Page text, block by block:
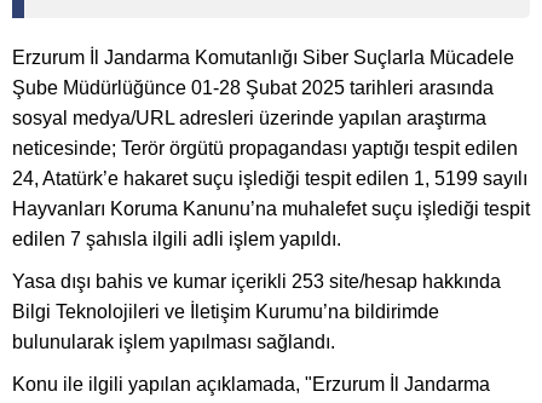
Erzurum İl Jandarma Komutanlığı Siber Suçlarla Mücadele
Şube Müdürlüğünce 01-28 Şubat 2025 tarihleri arasında
sosyal medya/URL adresleri üzerinde yapılan araştırma
neticesinde; Terör örgütü propagandası yaptığı tespit edilen
24, Atatürk’e hakaret suçu işlediği tespit edilen 1, 5199 sayılı
Hayvanları Koruma Kanunu’na muhalefet suçu işlediği tespit
edilen 7 şahısla ilgili adli işlem yapıldı.
Yasa dışı bahis ve kumar içerikli 253 site/hesap hakkında
Bilgi Teknolojileri ve İletişim Kurumu’na bildirimde
bulunularak işlem yapılması sağlandı.
Konu ile ilgili yapılan açıklamada, "Erzurum İl Jandarma